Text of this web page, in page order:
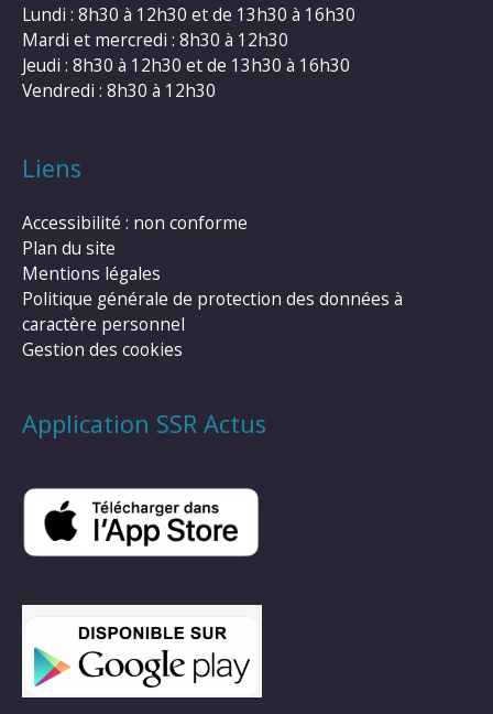
Lundi : 8h30 à 12h30 et de 13h30 à 16h30
Mardi et mercredi : 8h30 à 12h30
Jeudi : 8h30 à 12h30 et de 13h30 à 16h30
Vendredi : 8h30 à 12h30
Liens
Accessibilité : non conforme
Plan du site
Mentions légales
Politique générale de protection des données à
caractère personnel
Gestion des cookies
Application SSR Actus